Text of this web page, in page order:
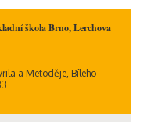
škola Brno, Lerchova
a Metoděje, Bíleho